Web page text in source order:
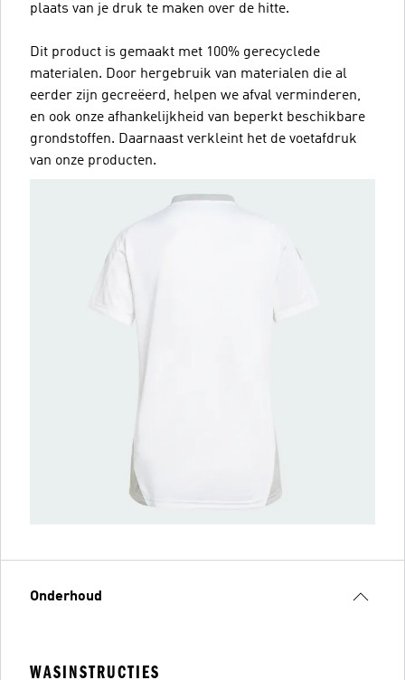
plaats van je druk te maken over de hitte.
Dit product is gemaakt met 100% gerecyclede
materialen. Door hergebruik van materialen die al
eerder zijn gecreëerd, helpen we afval verminderen,
en ook onze afhankelijkheid van beperkt beschikbare
grondstoffen. Daarnaast verkleint het de voetafdruk
van onze producten.
Onderhoud
WASINSTRUCTIES